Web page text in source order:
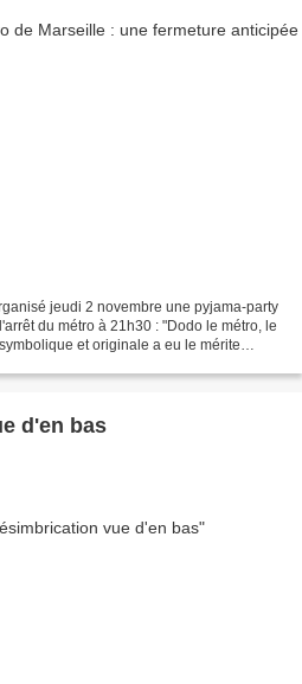
jeudi 2 novembre une pyjama-party
du métro à 21h30 : "Dodo le métro, le
et originale a eu le mérite
d'en bas